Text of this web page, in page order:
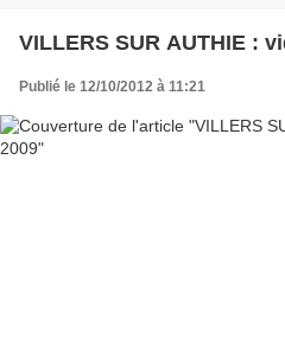
VILLERS SUR AUTHIE :
Publié le 12/10/2012 à 11:21